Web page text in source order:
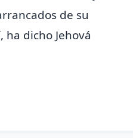
de su
dicho Jehová